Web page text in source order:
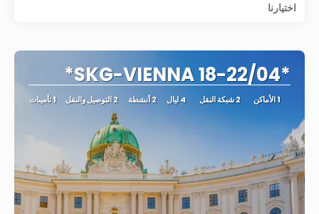
اختيارنا
*SKG-VIENNA 18-22/04*
1 الأماكن 2 شبكة النقل 4 ليال 2 أنشطة 2 التوصيل والنقل 1 تأمينات